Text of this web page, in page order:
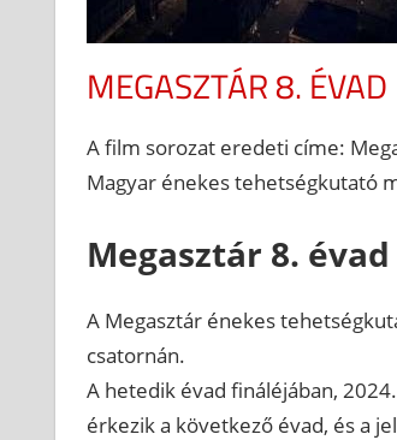
MEGASZTÁR 8. ÉVAD
A film sorozat eredeti címe:
Magyar énekes tehetségkutató
Megasztár 8.
A Megasztár énekes
csatornán.
A hetedik évad fináléjában,
érkezik a következő évad, és a